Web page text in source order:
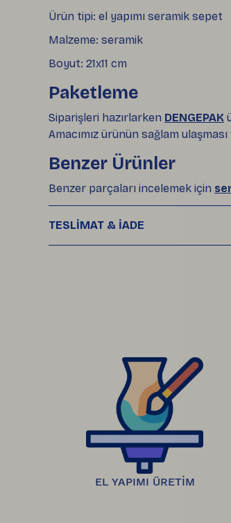
Ürün tipi: el yapımı seramik sepet
Malzeme: seramik
Boyut: 21x11 cm
Paketleme
Siparişleri hazırlarken DENGEPAK
Amacımız ürünün sağlam
Benzer Ürünler
Benzer parçaları incelemek için
TESLİMAT & İADE
Siparişleriniz, ödemeniz
EL YAPIMI ÜRETİM